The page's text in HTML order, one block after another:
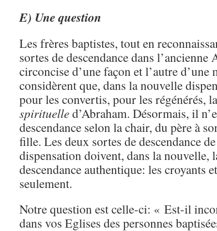
E) Une question
Les frères baptistes, tout en
sortes de descendance dans l’ancienne
circoncise d’une façon et l’autre d’une
considèrent que, dans la nouvelle
pour les convertis, pour les régénérés,
spirituelled’Abraham. Désormais, il
descendance selon la chair, du père à
fille. Les deux sortes de descendance
dispensation doivent, dans la nouvelle,
descendance authentique: les croyants
seulement.
Notre question est celle-ci: « Est-il
dans vos Eglises des personnes